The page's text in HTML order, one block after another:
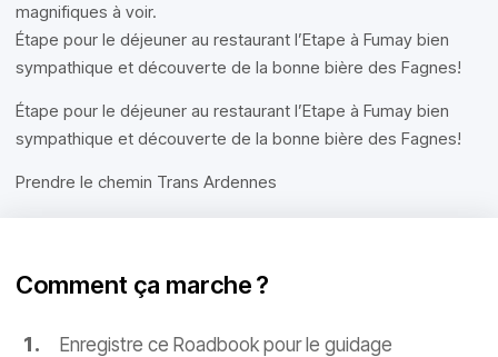
magnifiques à voir.
Étape pour le déjeuner au restaurant l’Etape à Fumay bien
sympathique et découverte de la bonne bière des Fagnes!
Étape pour le déjeuner au restaurant l’Etape à Fumay bien
sympathique et découverte de la bonne bière des Fagnes!
Prendre le chemin Trans Ardennes
Comment ça marche ?
Enregistre ce Roadbook pour le guidage